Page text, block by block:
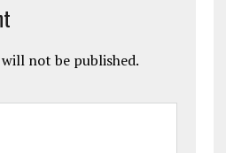
not be published.